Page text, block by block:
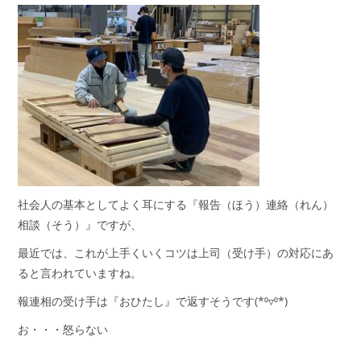
社会人の基本としてよく耳にする『報告（ほう）連絡（れん）
相談（そう）』ですが、
最近では、これが上手くいくコツは上司（受け手）の対応にあ
ると言われていますね。
報連相の受け手は『おひたし』で返すそうです(*⁰▿⁰*)
お・・・怒らない